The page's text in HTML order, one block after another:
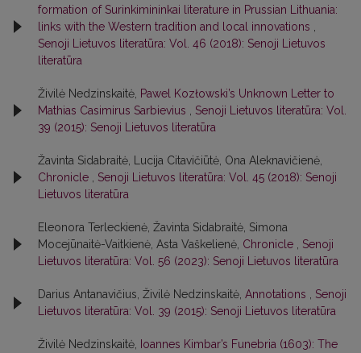
formation of Surinkimininkai literature in Prussian Lithuania:
links with the Western tradition and local innovations
Senoji Lietuvos literatūra: Vol. 46 (2018): Senoji Lietuvos
literatūra
Živilė Nedzinskaitė, Pawel Kozłowski’s Unknown Letter to
Mathias Casimirus Sarbievius
Senoji Lietuvos literatūra: Vol.
39 (2015): Senoji Lietuvos literatūra
Žavinta Sidabraitė, Lucija Citavičiūtė, Ona Aleknavičienė,
Chronicle
Senoji Lietuvos literatūra: Vol. 45 (2018): Senoji
Lietuvos literatūra
Eleonora Terleckienė, Žavinta Sidabraitė, Simona
Mocejūnaitė-Vaitkienė, Asta Vaškelienė, Chronicle
Senoji
Lietuvos literatūra: Vol. 56 (2023): Senoji Lietuvos literatūra
Darius Antanavičius, Živilė Nedzinskaitė, Annotations
Senoji
Lietuvos literatūra: Vol. 39 (2015): Senoji Lietuvos literatūra
Živilė Nedzinskaitė,
Ioannes Kimbar’s Funebria (1603): The